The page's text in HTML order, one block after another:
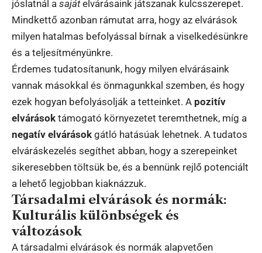
jóslatnál a sajátelvárásaink játszanak kulcsszerepet.
Mindkettő azonban rámutat arra, hogy az elvárások
milyen hatalmas befolyással bírnak a viselkedésünkre
és a teljesítményünkre.
Érdemes tudatosítanunk, hogy milyen elvárásaink
vannak másokkal és önmagunkkal szemben, és hogy
ezek hogyan befolyásolják a tetteinket. A pozitív
elvárások támogató környezetet teremthetnek, míg a
negatív elvárások gátló hatásúak lehetnek. A tudatos
elváráskezelés segíthet abban, hogy a szerepeinket
sikeresebben töltsük be, és a bennünk rejlő potenciált
a lehető legjobban kiaknázzuk.
Társadalmi elvárások és normák:
Kulturális különbségek és
változások
A társadalmi elvárások és normák alapvetően